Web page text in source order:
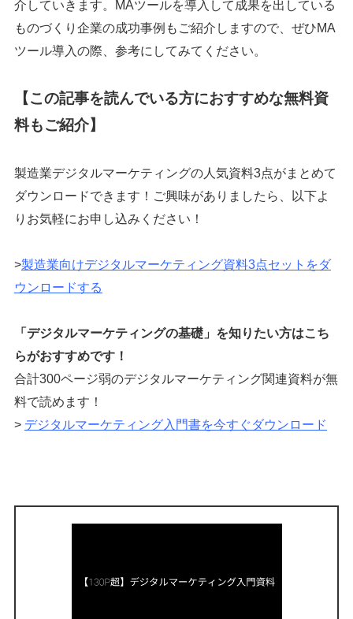
介していきます。MAツールを導入して成果を出している
ものづくり企業の成功事例もご紹介しますので、ぜひMA
ツール導入の際、参考にしてみてください。
【この記事を読んでいる方におすすめな無料資
料もご紹介】
製造業デジタルマーケティングの人気資料3点がまとめて
ダウンロードできます！ご興味がありましたら、以下よ
りお気軽にお申し込みください！
>製造業向けデジタルマーケティング資料3点セットをダ
ウンロードする
「デジタルマーケティングの基礎」を知りたい方はこち
らがおすすめです！
合計300ページ弱のデジタルマーケティング関連資料が無
料で読めます！
> デジタルマーケティング入門書を今すぐダウンロード